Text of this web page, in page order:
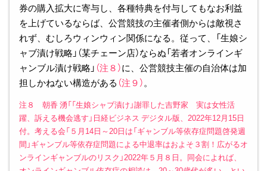
券の購入拡大に寄与し、各種特典を付与してもなお利益
を上げているならば、公営競技の主催者側からは敵視さ
れず、むしろウィンウィン関係になる。従って、「生娘シ
ャブ漬け戦略」（某チェーン店）ならぬ「若者オンラインギ
ャンブル漬け戦略」 （注８）に、公営競技主催の自治体は加
担しかねない構造がある （注９）。
注８ 朝香 湧「「生娘シャブ漬け」謝罪した吉野家 実は女性活
躍、訴える機会逃す」日経ビジネス デジタル版、2022年12月15日
付。考える会「５月14日～20日は「ギャンブル等依存症問題啓発週
間」ギャンブル等依存症問題による中退率はおよそ３割！広がるオ
ンラインギャンブルのリスク」2022年５月８日。同会によれば、